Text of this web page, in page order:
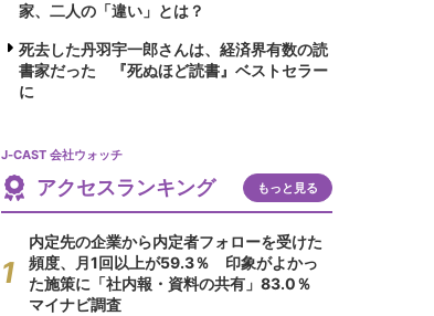
家、二人の「違い」とは？
死去した丹羽宇一郎さんは、経済界有数の読
書家だった 『死ぬほど読書』ベストセラー
に
J-CAST 会社ウォッチ
アクセスランキング もっと見る
内定先の企業から内定者フォローを受けた
頻度、月1回以上が59.3％ 印象がよかっ
た施策に「社内報・資料の共有」83.0％
マイナビ調査